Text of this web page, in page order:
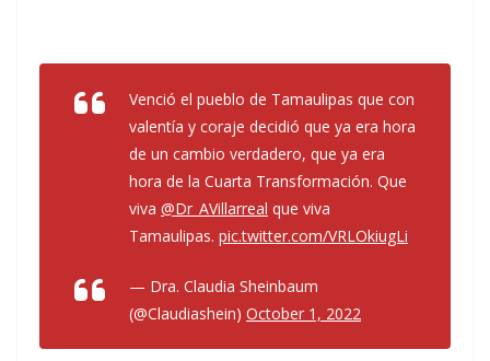
Venció el pueblo de Tamaulipas que con
valentía y coraje decidió que ya era hora
de un cambio verdadero, que ya era
hora de la Cuarta Transformación. Que
viva @Dr_AVillarreal que viva
Tamaulipas. pic.twitter.com/VRLOkiugLi
— Dra. Claudia Sheinbaum
(@Claudiashein) October 1, 2022